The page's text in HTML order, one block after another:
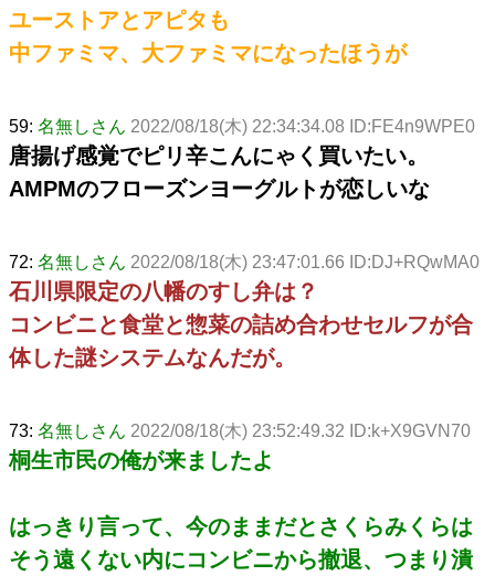
ユーストアとアピタも
中ファミマ、大ファミマになったほうが
59: 名無しさん 2022/08/18(木) 22:34:34.08 ID:FE4n9WPE0
唐揚げ感覚でピリ辛こんにゃく買いたい。
AMPMのフローズンヨーグルトが恋しいな
72: 名無しさん 2022/08/18(木) 23:47:01.66 ID:DJ+RQwMA0
石川県限定の八幡のすし弁は？
コンビニと食堂と惣菜の詰め合わせセルフが合
体した謎システムなんだが。
73: 名無しさん 2022/08/18(木) 23:52:49.32 ID:k+X9GVN70
桐生市民の俺が来ましたよ
はっきり言って、今のままだとさくらみくらは
そう遠くない内にコンビニから撤退、つまり潰